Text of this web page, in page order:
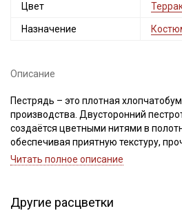
Цвет
Назначение
Описание
Пестрядь – это плотная
производства. Двусторонний
создаётся цветными нитями в
обеспечивая приятную текстуру,
Идеально подходит для пошива
прихваток.
Читать полное описание
Другие расцветки